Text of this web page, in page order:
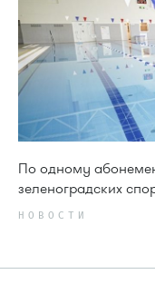
По одному
зеленоградских
НОВОСТИ